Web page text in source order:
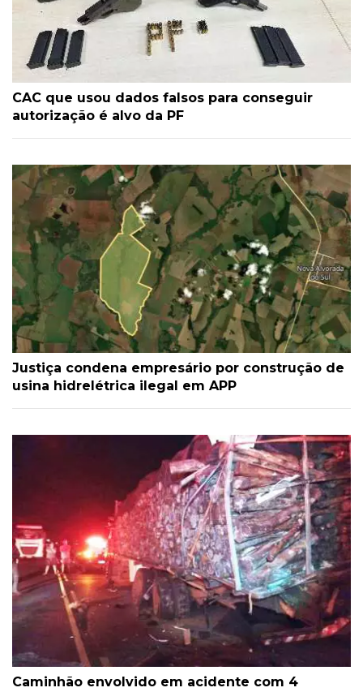
CAC que usou dados falsos para conseguir
autorização é alvo da PF
Justiça condena empresário por construção de
usina hidrelétrica ilegal em APP
Caminhão envolvido em acidente com 4